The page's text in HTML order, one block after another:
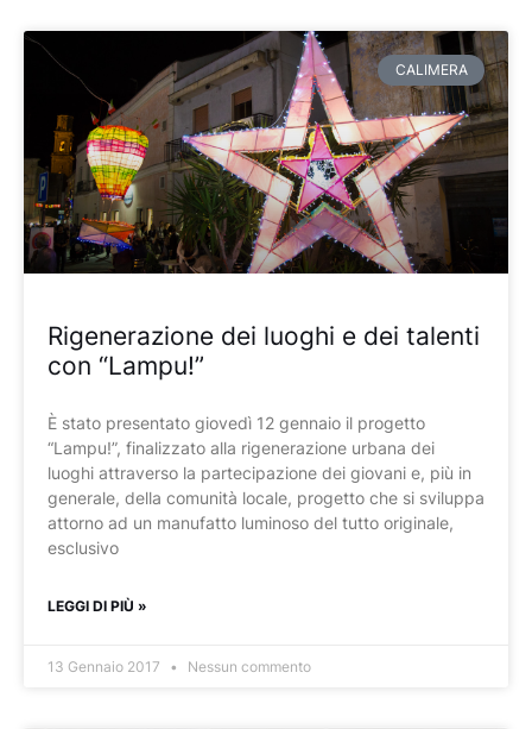
CALIMERA
Rigenerazione dei luoghi e dei talenti
con “Lampu!”
È stato presentato giovedì 12 gennaio il progetto
“Lampu!”, finalizzato alla rigenerazione urbana dei
luoghi attraverso la partecipazione dei giovani e, più in
generale, della comunità locale, progetto che si sviluppa
attorno ad un manufatto luminoso del tutto originale,
esclusivo
LEGGI DI PIÙ »
13 Gennaio 2017 Nessun commento
PaginaPaginaPagina